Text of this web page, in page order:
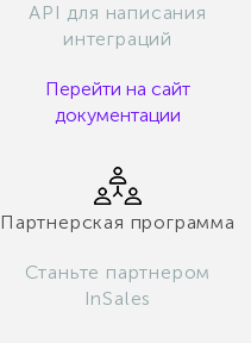
API для написания
интеграций
Перейти на сайт
документации
Партнерская программа
Станьте партнером
InSales